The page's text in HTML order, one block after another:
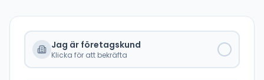
Jag är företagskund
Klicka för att bekräfta